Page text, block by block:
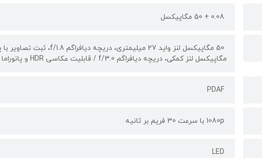
0.08 + 50 مگاپیکسل
مگاپیکسل لنز کمکی، دریچه دیافراگم f/3.0 / قابلیت عکاسی HDR و پانوراما
PDAF
1080p با سرعت 30 فریم بر ثانیه
LED